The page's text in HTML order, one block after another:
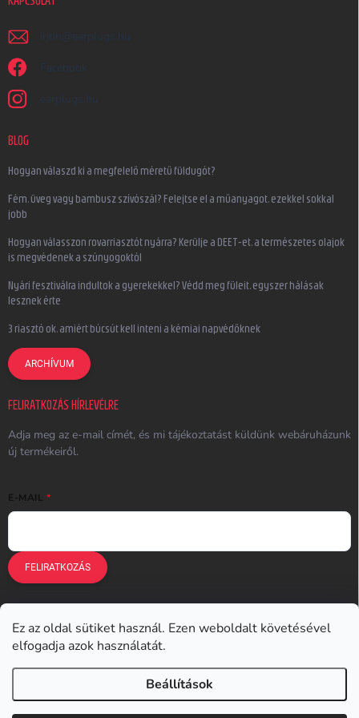
Ez az oldal sütiket használ. Ezen weboldalt követésével
elfogadja azok használatát.
Beállítások
irjon @ earplugs.hu
Facebook
earplugs.hu
BLOG
Hogyan válaszd ki a megfelelő méretű füldugót?
Fém, üveg vagy bambusz szívószál? Felejtse el a műanyagot, ezekkel sokkal
jobb
Hogyan válasszon rovarriasztót nyárra? Kerülje a DEET-et, a természetes olajok
is megvédenek a szúnyogoktól
Nyári fesztiválra indultok a gyerekekkel? Védd meg füleit, egyszer hálásak
lesznek érte
3 riasztó ok, amiért búcsút kell inteni a kémiai napvédőknek
ARCHÍVUM
FELIRATKOZÁS HÍRLEVÉLRE
Adja meg az e-mail címét, és mi tájékoztatást küldünk webáruházunk
új termékeiről.
E-MAIL
FELIRATKOZÁS
Earplugs.cz Earplugs.sk
Earplugs.at Earplugs.ro Lunesto.cz